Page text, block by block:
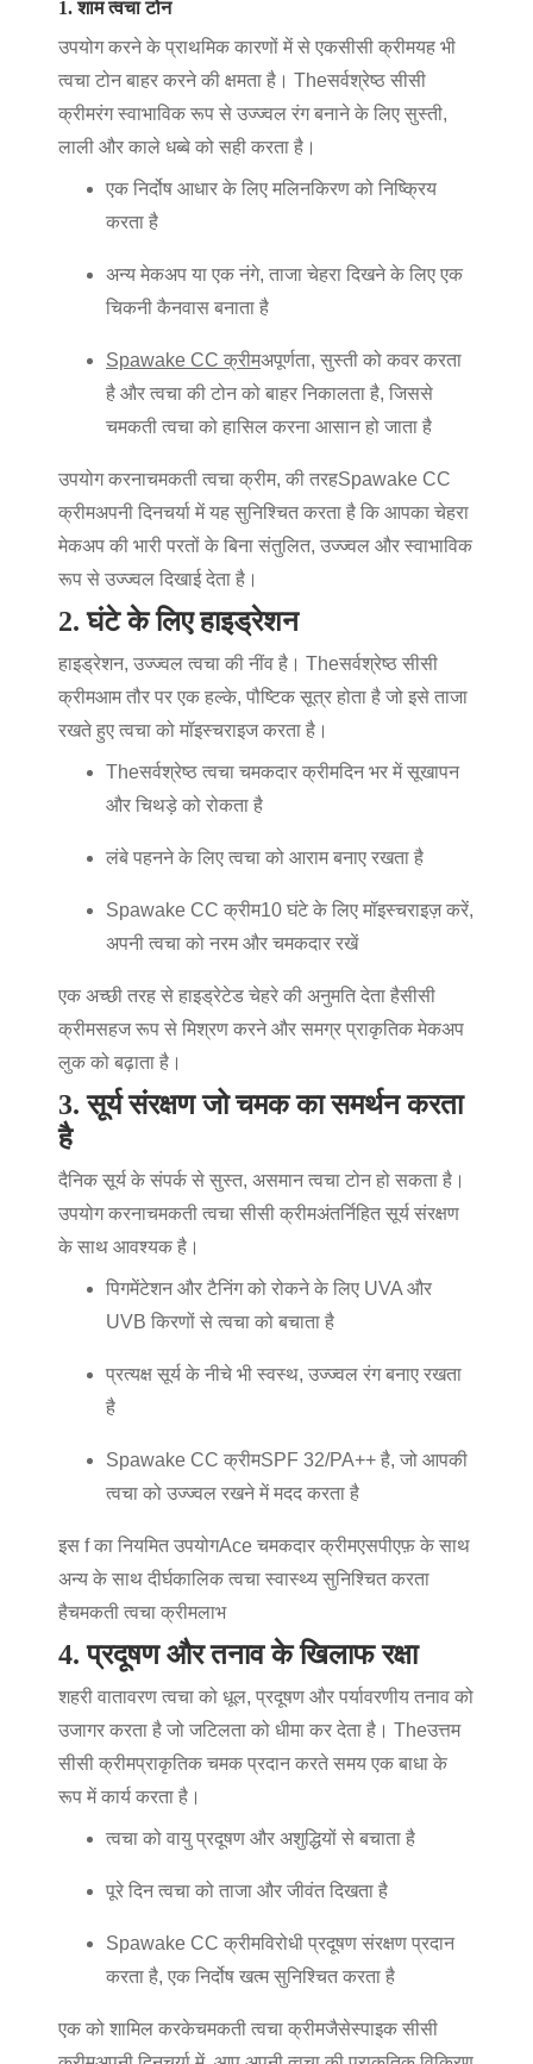
1. शाम त्वचा टोन
उपयोग करने के प्राथमिक कारणों में से एकसीसी क्रीमयह भी
त्वचा टोन बाहर करने की क्षमता है। Theसर्वश्रेष्ठ सीसी
क्रीमरंग स्वाभाविक रूप से उज्ज्वल रंग बनाने के लिए सुस्ती,
लाली और काले धब्बे को सही करता है।
एक निर्दोष आधार के लिए मलिनकिरण को निष्क्रिय
करता है
अन्य मेकअप या एक नंगे, ताजा चेहरा दिखने के लिए एक
चिकनी कैनवास बनाता है
Spawake CC क्रीमअपूर्णता, सुस्ती को कवर करता
है और त्वचा की टोन को बाहर निकालता है, जिससे
चमकती त्वचा को हासिल करना आसान हो जाता है
उपयोग करनाचमकती त्वचा क्रीम, की तरहSpawake CC
क्रीमअपनी दिनचर्या में यह सुनिश्चित करता है कि आपका चेहरा
मेकअप की भारी परतों के बिना संतुलित, उज्ज्वल और स्वाभाविक
रूप से उज्ज्वल दिखाई देता है।
2. घंटे के लिए हाइड्रेशन
हाइड्रेशन, उज्ज्वल त्वचा की नींव है। Theसर्वश्रेष्ठ सीसी
क्रीमआम तौर पर एक हल्के, पौष्टिक सूत्र होता है जो इसे ताजा
रखते हुए त्वचा को मॉइस्चराइज करता है।
Theसर्वश्रेष्ठ त्वचा चमकदार क्रीमदिन भर में सूखापन
और चिथड़े को रोकता है
लंबे पहनने के लिए त्वचा को आराम बनाए रखता है
Spawake CC क्रीम10 घंटे के लिए मॉइस्चराइज़ करें,
अपनी त्वचा को नरम और चमकदार रखें
एक अच्छी तरह से हाइड्रेटेड चेहरे की अनुमति देता हैसीसी
क्रीमसहज रूप से मिश्रण करने और समग्र प्राकृतिक मेकअप
लुक को बढ़ाता है।
3. सूर्य संरक्षण जो चमक का समर्थन करता
है
दैनिक सूर्य के संपर्क से सुस्त, असमान त्वचा टोन हो सकता है।
उपयोग करनाचमकती त्वचा सीसी क्रीमअंतर्निहित सूर्य संरक्षण
के साथ आवश्यक है।
पिगमेंटेशन और टैनिंग को रोकने के लिए UVA और
UVB किरणों से त्वचा को बचाता है
प्रत्यक्ष सूर्य के नीचे भी स्वस्थ, उज्ज्वल रंग बनाए रखता
है
Spawake CC क्रीमSPF 32/PA++ है, जो आपकी
त्वचा को उज्ज्वल रखने में मदद करता है
इस f का नियमित उपयोगAce चमकदार क्रीमएसपीएफ़ के साथ
अन्य के साथ दीर्घकालिक त्वचा स्वास्थ्य सुनिश्चित करता
हैचमकती त्वचा क्रीमलाभ
4. प्रदूषण और तनाव के खिलाफ रक्षा
शहरी वातावरण त्वचा को धूल, प्रदूषण और पर्यावरणीय तनाव को
उजागर करता है जो जटिलता को धीमा कर देता है। Theउत्तम
सीसी क्रीमप्राकृतिक चमक प्रदान करते समय एक बाधा के
रूप में कार्य करता है।
त्वचा को वायु प्रदूषण और अशुद्धियों से बचाता है
पूरे दिन त्वचा को ताजा और जीवंत दिखता है
Spawake CC क्रीमविरोधी प्रदूषण संरक्षण प्रदान
करता है, एक निर्दोष खत्म सुनिश्चित करता है
एक को शामिल करकेचमकती त्वचा क्रीमजैसेस्पाइक सीसी